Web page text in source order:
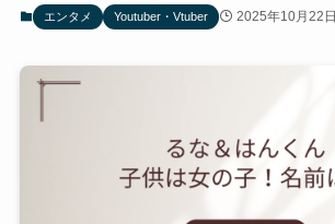
エンタメ Youtuber・Vtuber 2025年10月22日